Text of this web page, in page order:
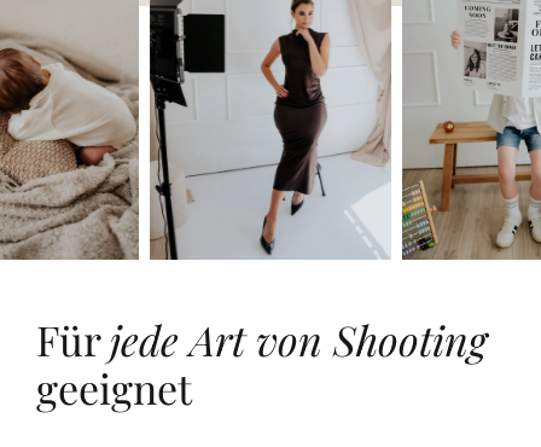
Fürjede Art von Shooting
geeignet